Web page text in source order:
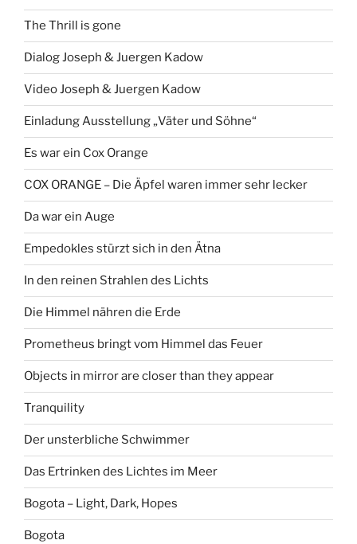
The Thrill is gone
Dialog Joseph & Juergen Kadow
Video Joseph & Juergen Kadow
Einladung Ausstellung „Väter und Söhne“
Es war ein Cox Orange
COX ORANGE – Die Äpfel waren immer sehr lecker
Da war ein Auge
Empedokles stürzt sich in den Ätna
In den reinen Strahlen des Lichts
Die Himmel nähren die Erde
Prometheus bringt vom Himmel das Feuer
Objects in mirror are closer than they appear
Tranquility
Der unsterbliche Schwimmer
Das Ertrinken des Lichtes im Meer
Bogota – Light, Dark, Hopes
Bogota